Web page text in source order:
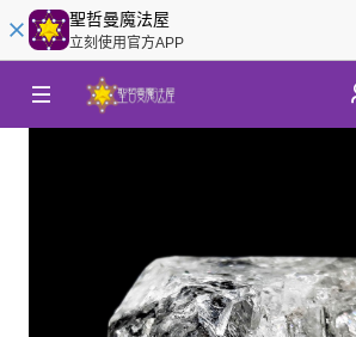
聖哲曼魔法屋
立刻使用官方APP